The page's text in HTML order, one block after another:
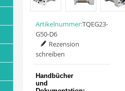
Artikelnummer:TQEG23-
G50-D6
Rezension
schreiben
Handbücher
und